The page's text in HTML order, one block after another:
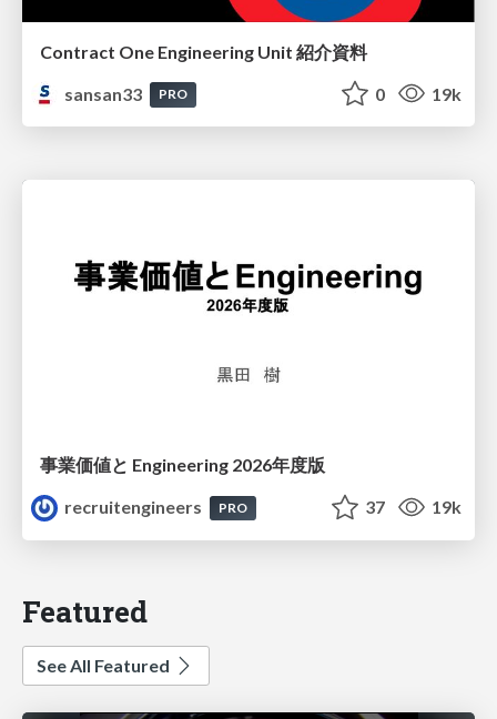
Contract One Engineering Unit 紹介資料
sansan33
PRO 0 19k
事業価値と Engineering 2026年度版
recruitengineers
PRO 37 19k
Featured
See All Featured